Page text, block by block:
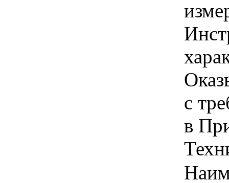
с
в